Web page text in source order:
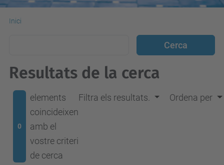
Inici
Resultats de la cerca
0
elements
coincideixen
amb el
vostre criteri
de cerca
Filtra els resultats. Ordena per